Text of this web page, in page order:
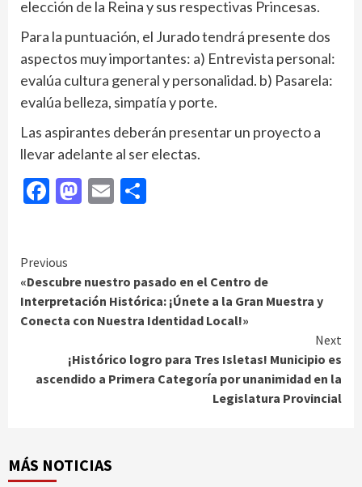
elección de la Reina y sus respectivas Princesas.
Para la puntuación, el Jurado tendrá presente dos
aspectos muy importantes: a) Entrevista personal:
evalúa cultura general y personalidad. b) Pasarela:
evalúa belleza, simpatía y porte.
Las aspirantes deberán presentar un proyecto a
llevar adelante al ser electas.
Facebook
Mastodon
Email
Continue
Reading
Previous
«Descubre nuestro pasado en el Centro de
Interpretación Histórica: ¡Únete a la Gran Muestra y
Conecta con Nuestra Identidad Local!»
Next
¡Histórico logro para Tres Isletas! Municipio es
ascendido a Primera Categoría por unanimidad en la
Legislatura Provincial
MÁS NOTICIAS